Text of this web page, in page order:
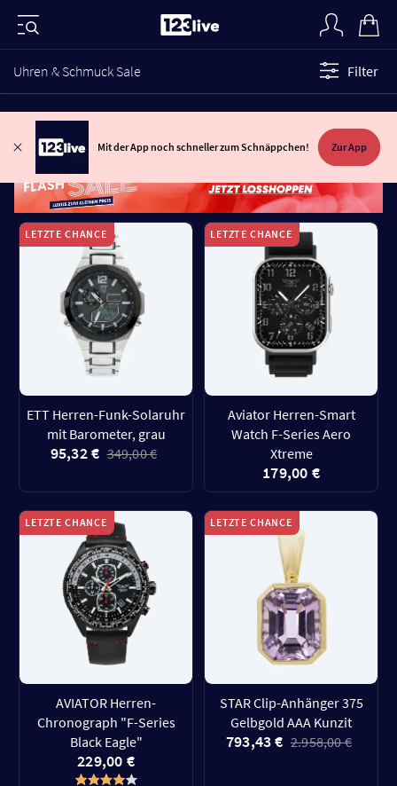
Uhren & Schmuck Sale Filter
Mit der App noch schneller zum Schnäppchen! Zur App
LETZTE CHANCE
ETT Herren-Funk-Solaruhr
mit Barometer, grau
95,32 € 349,00 €
LETZTE CHANCE
Aviator Herren-Smart
Watch F-Series Aero
Xtreme
179,00 €
LETZTE CHANCE
AVIATOR Herren-
Chronograph "F-Series
Black Eagle"
229,00 €
LETZTE CHANCE
STAR Clip-Anhänger 375
Gelbgold AAA Kunzit
793,43 € 2.958,00 €